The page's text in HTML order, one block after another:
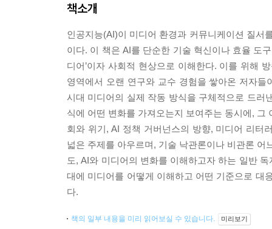
책소개
인공지능(AI)이 미디어 환경과 커뮤니케이션 질서
이다. 이 책은 AI를 단순한 기술 혁신이나 효율 도
디어’이자 사회적 현상으로 이해한다. 이를 위해
영역에서 오랜 연구와 교수 경험을 쌓아온 저자
시대 미디어의 실제 작동 방식을 구체적으로 드러
식에 어떤 변화를 가져오는지 보여주는 동시에,
회와 위기, AI 정책 거버넌스의 방향, 미디어 리터
넓은 주제를 아우르며, 기술 낙관론이나 비관론
도, AI와 미디어의 변화를 이해하고자 하는 일반
대에 미디어를 어떻게 이해하고 어떤 기준으로 대
다.
책의 일부 내용을 미리 읽어보실 수 있습니다. 미리보기